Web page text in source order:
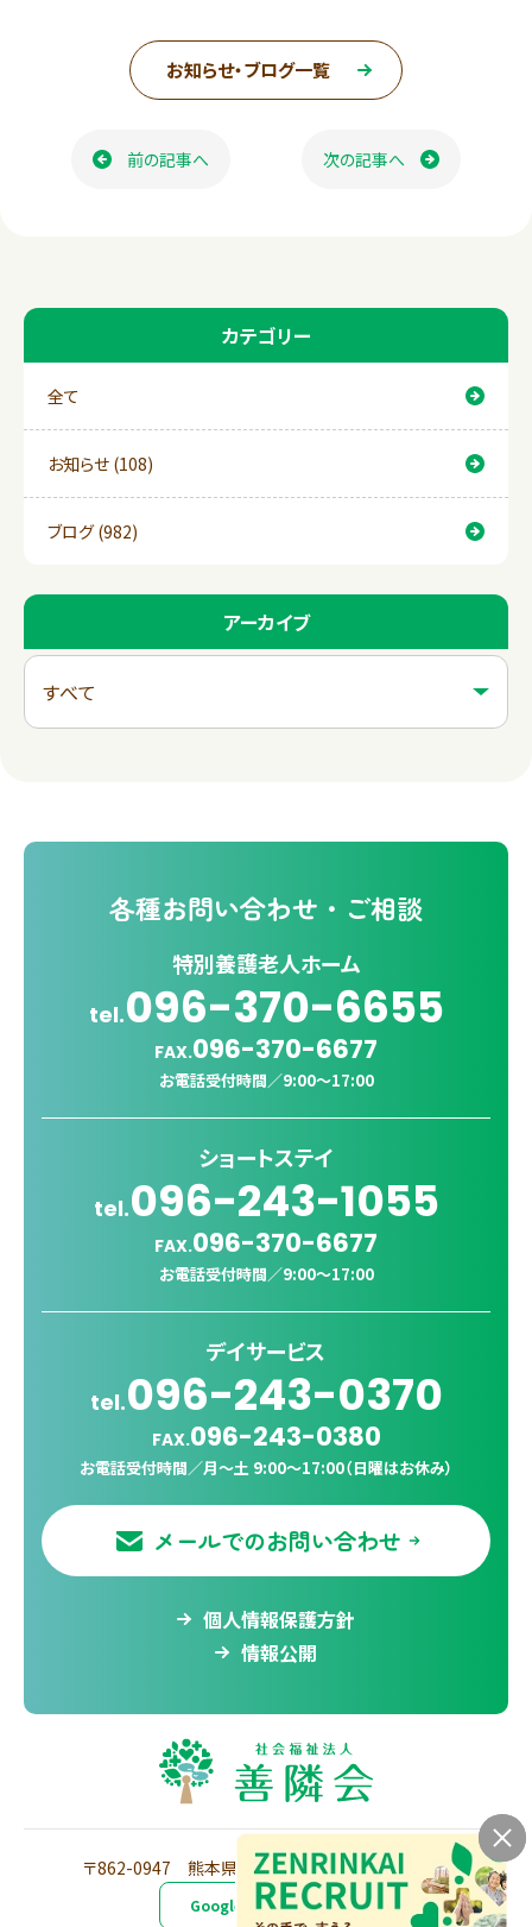
c
e
b
n
e
お知らせ・ブログ一覧
前の記事へ 次の記事へ
カテゴリー
全て
お知らせ (108)
ブログ (982)
アーカイブ
各種お問い合わせ・ご相談
特別養護老人ホーム
tel.096-370-6655
FAX.096-370-6677
お電話受付時間／9:00〜17:00
ショートステイ
tel.096-243-1055
FAX.096-370-6677
お電話受付時間／9:00〜17:00
デイサービス
tel.096-243-0370
FAX.096-243-0380
お電話受付時間／月〜土 9:00〜17:00（日曜はお休み）
メールでのお問い合わせ
個人情報保護方針
情報公開
〒862-0947 熊本県熊本市東区画図町重富968番
Google Mapで見る